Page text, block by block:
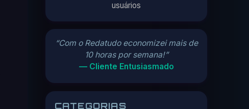
usuários
“Com o Redatudo economizei mais de
10 horas por semana!”
— Cliente Entusiasmado
CATEGORIAS